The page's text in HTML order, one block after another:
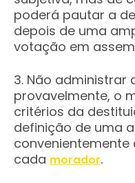
poderá pautar a
depois de uma
votação em
3. Não administrar
provavelmente, o
critérios da
definição de uma
cada morador.